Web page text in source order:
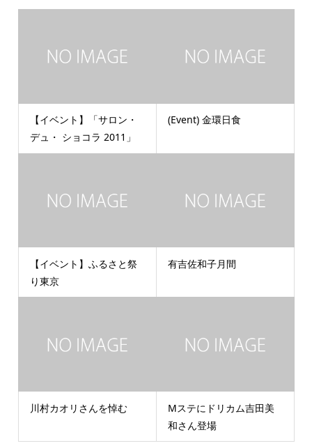
【イベント】「サロン・
デュ・ ショコラ 2011」
(Event) 金環日食
【イベント】ふるさと祭
り東京
有吉佐和子月間
川村カオリさんを悼む
Mステにドリカム吉田美
和さん登場